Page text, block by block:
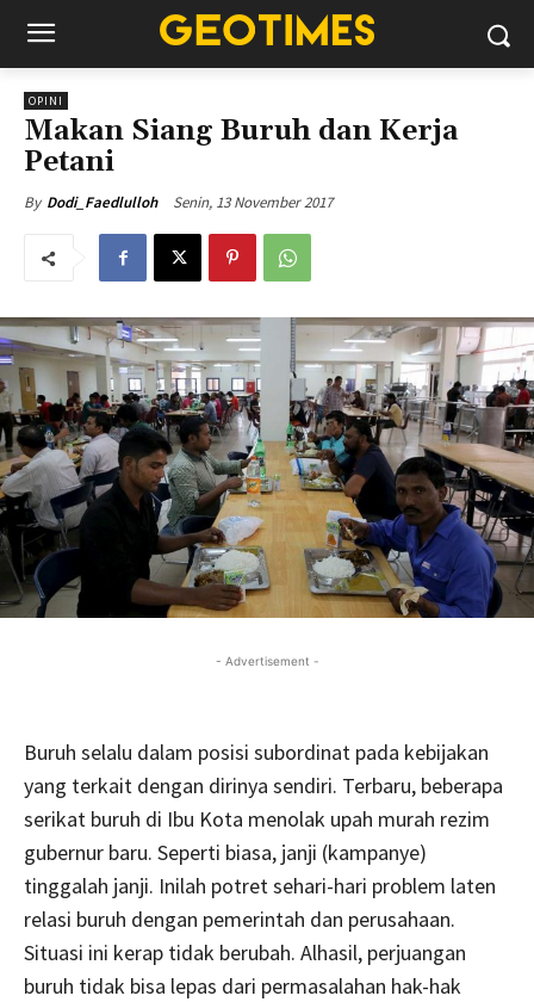
OPINI
Makan Siang Buruh dan Kerja
Petani
By Dodi_Faedlulloh Senin, 13 November 2017
- Advertisement -
Buruh selalu dalam posisi subordinat pada kebijakan
yang terkait dengan dirinya sendiri. Terbaru, beberapa
serikat buruh di Ibu Kota menolak upah murah rezim
gubernur baru. Seperti biasa, janji (kampanye)
tinggalah janji. Inilah potret sehari-hari problem laten
relasi buruh dengan pemerintah dan perusahaan.
Situasi ini kerap tidak berubah. Alhasil, perjuangan
buruh tidak bisa lepas dari permasalahan hak-hak